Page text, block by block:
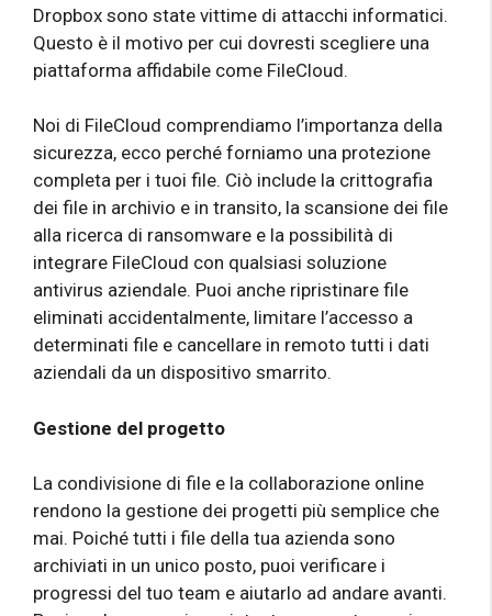
Dropbox sono state vittime di attacchi informatici.
Questo è il motivo per cui dovresti scegliere una
piattaforma affidabile come FileCloud.
Noi di FileCloud comprendiamo l’importanza della
sicurezza, ecco perché forniamo una protezione
completa per i tuoi file. Ciò include la crittografia
dei file in archivio e in transito, la scansione dei file
alla ricerca di ransomware e la possibilità di
integrare FileCloud con qualsiasi soluzione
antivirus aziendale. Puoi anche ripristinare file
eliminati accidentalmente, limitare l’accesso a
determinati file e cancellare in remoto tutti i dati
aziendali da un dispositivo smarrito.
Gestione del progetto
La condivisione di file e la collaborazione online
rendono la gestione dei progetti più semplice che
mai. Poiché tutti i file della tua azienda sono
archiviati in un unico posto, puoi verificare i
progressi del tuo team e aiutarlo ad andare avanti.